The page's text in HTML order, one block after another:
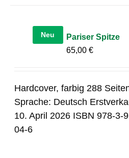
Neu
Pariser Spitze
65,00€
Hardcover, farbig 288
Sprache: Deutsch
10. April 2026 ISBN 978-3-
04-6